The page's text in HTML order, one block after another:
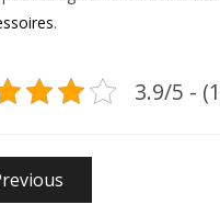
.
3.9/5 -